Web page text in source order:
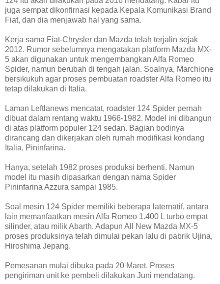
juga sempat dikonfirnasi kepada Kepala Komunikasi Brand
Fiat, dan dia menjawab hal yang sama.
Kerja sama Fiat-Chrysler dan Mazda telah terjalin sejak
2012. Rumor sebelumnya mengatakan platform Mazda MX-
5 akan digunakan untuk mengembangkan Alfa Romeo
Spider, namun berubah di tengah jalan. Soalnya, Marchione
bersikukuh agar proses pembuatan roadster Alfa Romeo itu
tetap dilakukan di Italia.
Laman Leftlanews mencatat, roadster 124 Spider pernah
dibuat dalam rentang waktu 1966-1982. Model ini dibangun
di atas platform populer 124 sedan. Bagian bodinya
dirancang dan dikerjakan oleh rumah modifikasi kondang
Italia, Pininfarina.
Hanya, setelah 1982 proses produksi berhenti. Namun
model itu masih dipasarkan dengan nama Spider
Pininfarina Azzura sampai 1985.
Soal mesin 124 Spider memiliki beberapa laternatif, antara
lain memanfaatkan mesin Alfa Romeo 1.400 L turbo empat
silinder, atau milik Abarth. Adapun All New Mazda MX-5
proses produksinya telah dimulai pekan lalu di pabrik Ujina,
Hiroshima Jepang.
Pemesanan mulai dibuka pada 20 Maret. Proses
pengiriman unit ke pembeli dilakukan Juni mendatang.